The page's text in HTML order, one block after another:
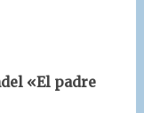
«El padre